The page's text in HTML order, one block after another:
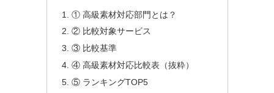
① 高級素材対応部門とは？
② 比較対象サービス
③ 比較基準
④ 高級素材対応比較表（抜粋）
⑤ ランキングTOP5